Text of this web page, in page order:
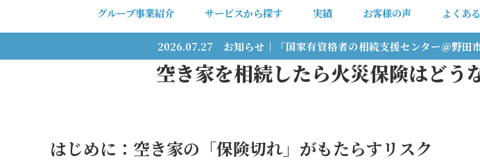
グループ事業紹介 サービスから探す 実績 お客様の声 よくあ
2026.07.27 お知らせ｜「国家有資格者の相続支援センター＠野
空き家を相続したら火災保険はどう
はじめに：空き家の「保険切れ」がもたらすリスク